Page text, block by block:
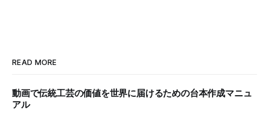
READ MORE
動画で伝統工芸の価値を世界に届けるための台本作成マニュ
アル